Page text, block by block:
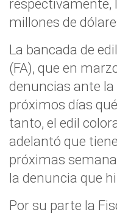
respectivamente,
millones de
La bancada de
(FA), que en
denuncias ante la
próximos días
tanto, el edil
adelantó que
próximas
la denuncia que
Por su parte la